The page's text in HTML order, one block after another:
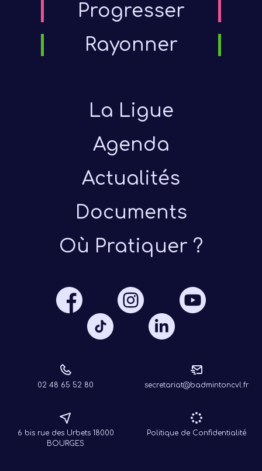
Progresser
Rayonner
La Ligue
Agenda
Actualités
Documents
Où Pratiquer ?
02 48 65 52 80 secretariat@badmintoncvl.fr
6 bis rue des Urbets 18000
BOURGES
Politique de Confidentialité